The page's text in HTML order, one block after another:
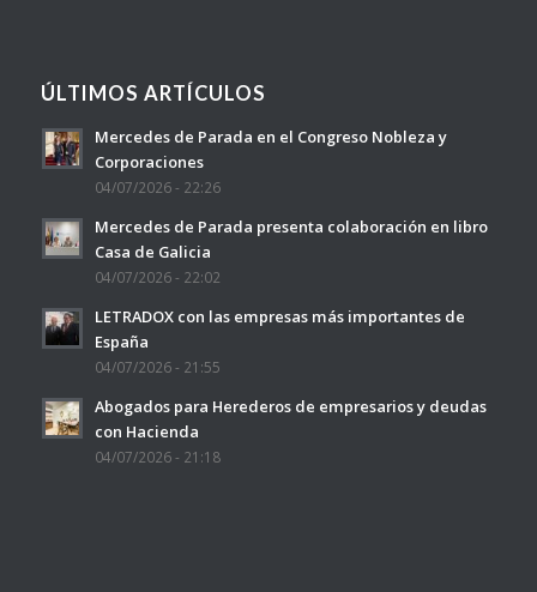
ÚLTIMOS ARTÍCULOS
Mercedes de Parada en el Congreso Nobleza y
Corporaciones
04/07/2026 - 22:26
Mercedes de Parada presenta colaboración en libro
Casa de Galicia
04/07/2026 - 22:02
LETRADOX con las empresas más importantes de
España
04/07/2026 - 21:55
Abogados para Herederos de empresarios y deudas
con Hacienda
04/07/2026 - 21:18